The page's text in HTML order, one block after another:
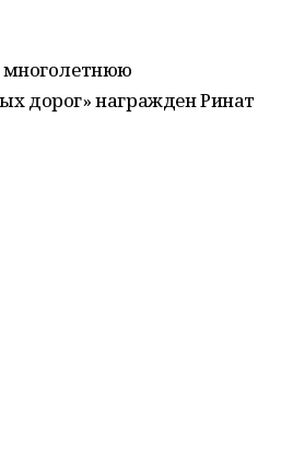
многолетнюю
дорог» награжден Ринат